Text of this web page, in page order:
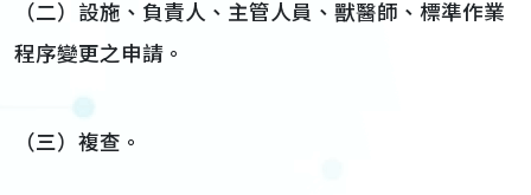
（二）設施、負責人、主管人員、獸醫師、標準作業
程序變更之申請。
（三）複查。